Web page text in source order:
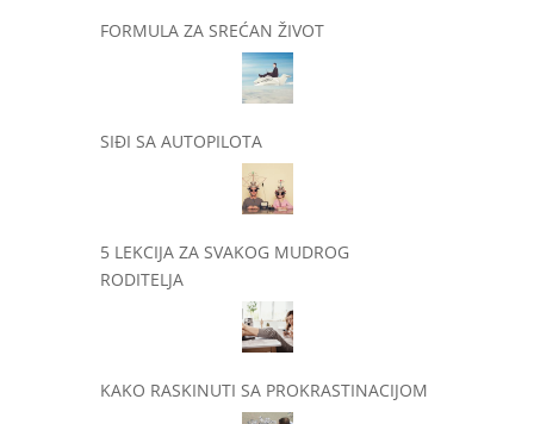
FORMULA ZA SREĆAN ŽIVOT
SIĐI SA AUTOPILOTA
5 LEKCIJA ZA SVAKOG MUDROG
RODITELJA
KAKO RASKINUTI SA PROKRASTINACIJOM